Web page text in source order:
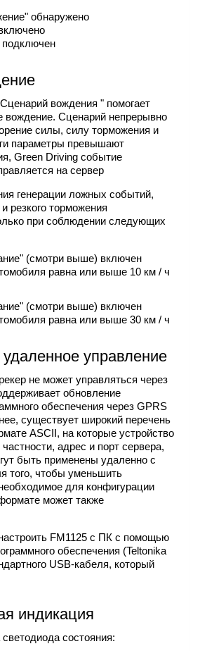
обнаружено
вождения " помогает
вождение. Сценарий непрерывно
силы, силу торможения и
параметры превышают
Green Driving событие
на сервер
генерации ложных событий,
резкого торможения
при соблюдении следующих
(смотри выше) включен
равна или выше 10 км / ч
(смотри выше) включен
равна или выше 30 км / ч
управление
не может управляться через
обновление
обеспечения через GPRS
существует широкий перечень
ASCII, на которые устройство
частности, адрес и порт сервера,
быть применены удаленно с
того, чтобы уменьшить
для конфигурации
может также
FM1125 с ПК с помощью
обеспечения (Teltonika
USB-кабеля, который
индикация
состояния: